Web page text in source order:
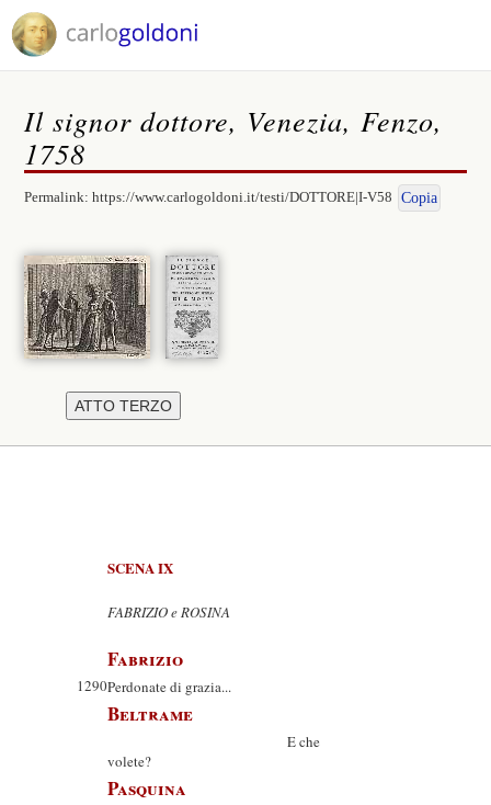
Il signor dottore, Venezia, Fenzo,
1758
Permalink:https://www.carlogoldoni.it/testi/DOTTORE|I-V58 Copia
SCENA IX
FABRIZIO e ROSINA
Fabrizio
1290Perdonate di grazia...
Beltrame
E che
volete?
Pasquina